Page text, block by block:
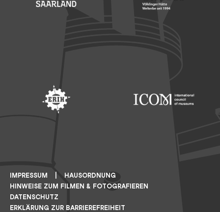
IMPRESSUM
HAUSORDNUNG
HINWEISE ZUM FILMEN & FOTOGRAFIEREN
DATENSCHUTZ
ERKLÄRUNG ZUR BARRIEREFREIHEIT